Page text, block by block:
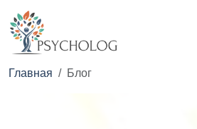
Главная Блог